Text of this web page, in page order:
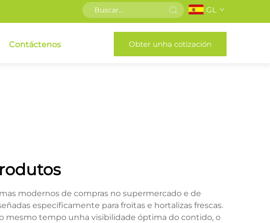
GL
Contáctenos Obter unha cotización
modernos de compras no supermercado e de
especificamente para froitas e hortalizas frescas.
mesmo tempo unha visibilidade óptima do contido, o